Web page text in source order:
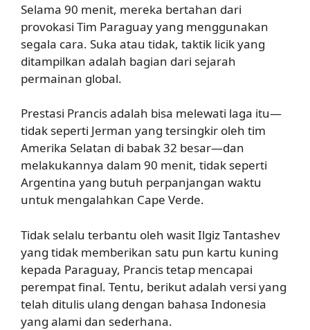
Selama 90 menit, mereka bertahan dari
provokasi Tim Paraguay yang menggunakan
segala cara. Suka atau tidak, taktik licik yang
ditampilkan adalah bagian dari sejarah
permainan global.
Prestasi Prancis adalah bisa melewati laga itu—
tidak seperti Jerman yang tersingkir oleh tim
Amerika Selatan di babak 32 besar—dan
melakukannya dalam 90 menit, tidak seperti
Argentina yang butuh perpanjangan waktu
untuk mengalahkan Cape Verde.
Tidak selalu terbantu oleh wasit Ilgiz Tantashev
yang tidak memberikan satu pun kartu kuning
kepada Paraguay, Prancis tetap mencapai
perempat final. Tentu, berikut adalah versi yang
telah ditulis ulang dengan bahasa Indonesia
yang alami dan sederhana.